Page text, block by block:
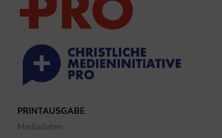
PRINTAUSGABE
Mediadaten